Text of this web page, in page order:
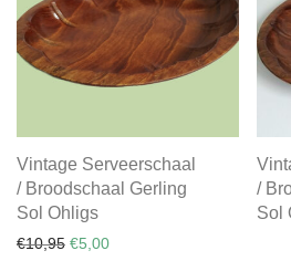
Vintage Serveerschaal
/ Broodschaal Gerling
Sol Ohligs
€10,95 Oorspronkelijke prijs was:
€5,00Huidige prijs is: €5,00.
/
Sol